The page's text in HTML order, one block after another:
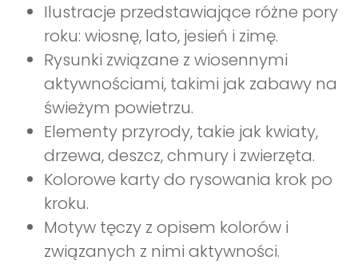
Ilustracje przedstawiające różne pory
roku: wiosnę, lato, jesień i zimę.
Rysunki związane z wiosennymi
aktywnościami, takimi jak zabawy na
świeżym powietrzu.
Elementy przyrody, takie jak kwiaty,
drzewa, deszcz, chmury i zwierzęta.
Kolorowe karty do rysowania krok po
kroku.
Motyw tęczy z opisem kolorów i
związanych z nimi aktywności.